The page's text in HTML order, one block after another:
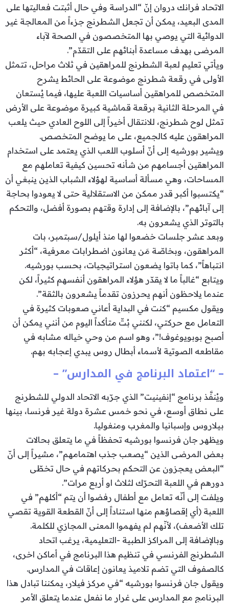
الاتحاد فرانك دروان إنّ “الدراسة وفي حال أثبتت فعاليتها على
المدى البعيد، يمكن أن تجعل الشطرنج جزءاً من المعالجة غير
الدوائية التي يوصي بها المتخصصون في الصحة لآباء
المرضى بهدف مساعدة أبنائهم على التقدّم”.
ويأتي تعليم لعبة الشطرنج للمراهقين في ثلاث مراحل، تتمثل
الأولى في رقعة شطرنج موضوعة على الحائط يشرح
المتخصص للمراهقين أساسيات اللعبة عليها، فيما يُستعان
في المرحلة الثانية برقعة قماشية كبيرة موضوعة على الأرض
تمثل لوح شطرنج، للانتقال أخيراً إلى اللوح العادي حيث يلعب
المراهقون عليه كالجميع، على ما يوضح المتخصص.
ويشير بورشيه إلى أنّ أسلوب اللعب الذي يعتمد على استخدام
المراهقين أجسامهم من شأنه تحسين كيفية تعاملهم مع
المساحات، وهي مسألة أساسية لهؤلاء الشباب الذين ينبغي أن
“يكتسبوا أكبر قدر ممكن من الاستقلالية حتى لا يعودوا بحاجة
إلى آبائهم”، بالإضافة إلى إدارة وقتهم بصورة أفضل، والتحكم
بالتوتر الذي يشعرون به.
وبعد عشر جلسات خضعوا لها منذ أيلول/سبتمبر، بات
المراهقون، وبخاصّة مَن يعانون اضطرابات معرفية، “أكثر
انتباهاً”، كما باتوا يضعون استراتيجيات، بحسب بورشيه.
ويتابع “غالباً ما لا يقدّر هؤلاء المراهقون أنفسهم كثيراً، لكن
عندما يلاحظون أنهم يحرزون تقدماً يشعرون بالثقة”.
ويقول مكسيم “كنت في البداية أعاني صعوبات كثيرة في
التعامل مع حركتي، لكنني بُتّ متأكداً اليوم من أنني يمكن أن
أصبح بوبويوغوف!”، وهو اسم من وحي خياله مشابه في
مقاطعه الصوتية لأسماء أبطال روس يبدي إعجابه بهم.
– “اعتماد البرنامج في المدارس” –
ويُنفَّذ برنامج “إنفينيت” الذي جرّبه الاتحاد الدولي للشطرنج
على نطاق أوسع، في نحو خمس عشرة دولة غير فرنسا، بينها
بيلاروس وإسبانيا والمغرب ومنغوليا.
ويظهر جان فرنسوا بورشيه تحفظاً في ما يتعلق بحالات
بعض المرضى الذين “يصعب جذب اهتمامهم”، مشيراً إلى أنّ
“البعض يعجزون عن التحكم بحركاتهم في حال تخطّى
دورهم في اللعبة التحرّك لثلاث او أربع مرات”.
ويلفت إلى أنّه تعامل مع أطفال رفضوا أن يتم “أكلهم” في
اللعبة (أي إقصاؤهم منها استناداً إلى أنّ القطعة القوية تقصي
تلك الأضعف)، لأنّهم لم يفهموا المعنى المجازي للكلمة.
وبالإضافة إلى المراكز الطبية -التعليمية، يرغب اتحاد
الشطرنج الفرنسي في تنظيم هذا البرنامج في أماكن اخرى،
كالصفوف التي تضم تلاميذ يعانون إعاقات في المدارس.
ويقول جان فرنسوا بورشيه “في مركز فيلار، يمكننا تبادل هذا
البرنامج مع المدارس على غرار ما نفعل عندما يتعلق الأمر